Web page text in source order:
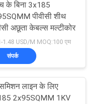
के बिना 3x185
पीवीसी शीथ
अछूता केबल्स मल्टीकोर
1.48 USD/M MOQ:100 एम
संपर्क
लाइन के लिए
2x95SQMM 1KV